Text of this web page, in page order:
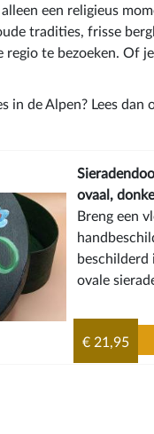
een religieus
tradities, frisse
regio te bezoeken. Of
in de Alpen? Lees dan
€ 21,95
ovaal,
Breng een
ovale